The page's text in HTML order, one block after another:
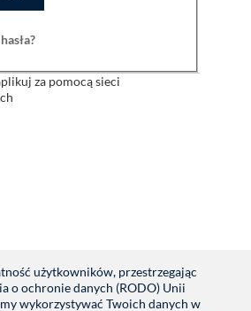
użytkowników, przestrzegając
o ochronie danych (RODO) Unii
wykorzystywać Twoich danych w
za pomocą sieci
konta? Zarejestruj się